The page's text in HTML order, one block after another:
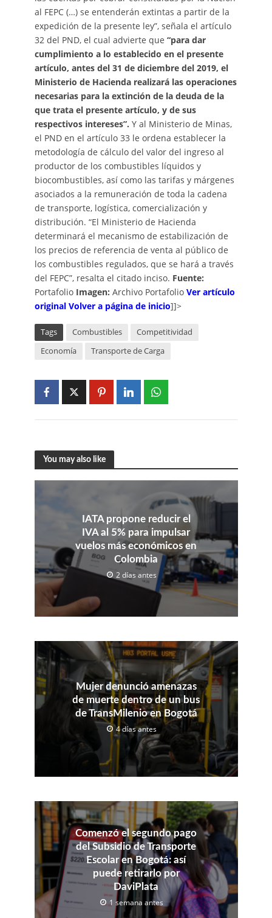
al FEPC (…) se entenderán extintas a partir de la
expedición de la presente ley”, señala el artículo
32 del PND, el cual advierte que “para dar
cumplimiento a lo establecido en el presente
artículo, antes del 31 de diciembre del 2019, el
Ministerio de Hacienda realizará las operaciones
necesarias para la extinción de la deuda de la
que trata el presente artículo, y de sus
respectivos intereses”. Y al Ministerio de Minas,
el PND en el artículo 33 le ordena establecer la
metodología de cálculo del valor del ingreso al
productor de los combustibles líquidos y
biocombustibles, así como las tarifas y márgenes
asociados a la remuneración de toda la cadena
de transporte, logística, comercialización y
distribución. “El Ministerio de Hacienda
determinará el mecanismo de estabilización de
los precios de referencia de venta al público de
los combustibles regulados, que se hará a través
del FEPC”, resalta el citado inciso. Fuente:
Portafolio Imagen: Archivo Portafolio Ver artículo
original Volver a página de inicio]]>
Tags Combustibles
Competitividad
Economía
Transporte de Carga
You may also like
IATA propone reducir el
IVA al 5% para impulsar
vuelos más económicos en
Colombia
2 días antes
Mujer denunció amenazas
de muerte dentro de un bus
de TransMilenio en Bogotá
4 días antes
Comenzó el segundo pago
del Subsidio de Transporte
Escolar en Bogotá: así
puede retirarlo por
DaviPlata
1 semana antes